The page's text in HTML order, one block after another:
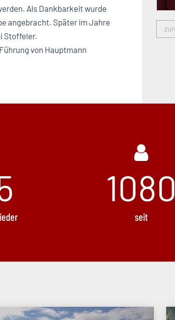
Als Dankbarkeit wurde
angebracht. Später im Jahre
Stoffeler.
von Hauptmann
1464
seit